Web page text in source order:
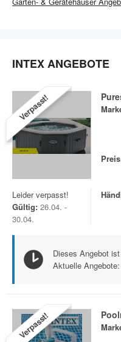
INTEX ANGEBOTE
Verpasst!
Leider verpasst!
Gültig: 26.04. -
30.04.
Dieses Angebot
Aktuelle Angebote:
Verpasst!